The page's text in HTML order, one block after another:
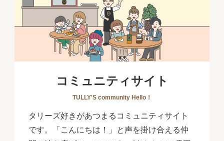
コミュニティサイト
TULLY'S community Hello！
タリーズ好きがあつまるコミュニティサイト
です。「こんにちは！」と声を掛け合える仲